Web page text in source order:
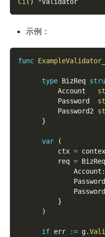
示例：
func
type BizReq
          Account
          Password
          Password2
}
var
(
          ctx
=
          req
= BizReq
              Account
:
              Password
}
)
if err := g.